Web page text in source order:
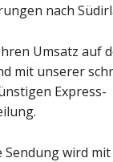
nach
Umsatz auf
mit unserer
Express-
Sendung wird